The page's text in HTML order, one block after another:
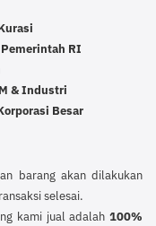
RI
& Industri
Besar
barang akan dilakukan
selesai.
kami jual adalah100%